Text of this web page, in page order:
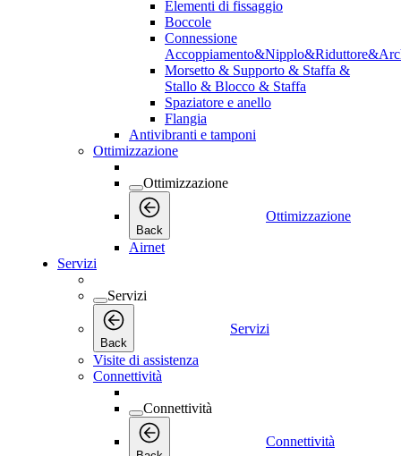
Elementi di fissaggio
Boccole
Connessione
Morsetto & Supporto & Staffa &
Stallo & Blocco & Staffa
Spaziatore e anello
Flangia
Antivibranti e tamponi
Ottimizzazione
Ottimizzazione
Back
Ottimizzazione
Airnet
Servizi
Servizi
Back
Servizi
Visite di assistenza
Connettività
Connettività
Connettività